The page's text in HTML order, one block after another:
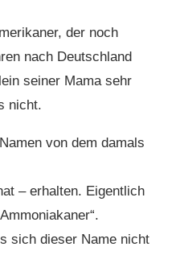
der noch
nach Deutschland
seiner Mama sehr
nicht.
von dem damals
– erhalten. Eigentlich
sich dieser Name nicht